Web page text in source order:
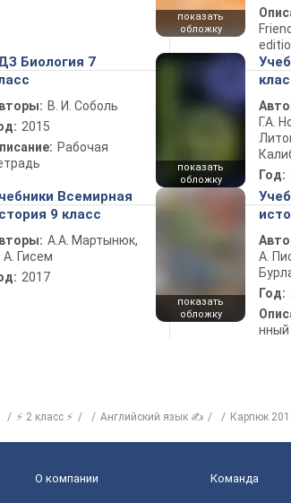
показать
обложку
Биология 7
В. И. Соболь
2015
Рабочая
показать
обложку
Г.А.
Год:
Всемирная
9 класс
А.А. Мартынюк,
А. Гисем
2017
показать
обложку
А.
Год:
нный
⚡ 2 класс ⚡ Английский язык ✍ Карпюк
О компании Команда